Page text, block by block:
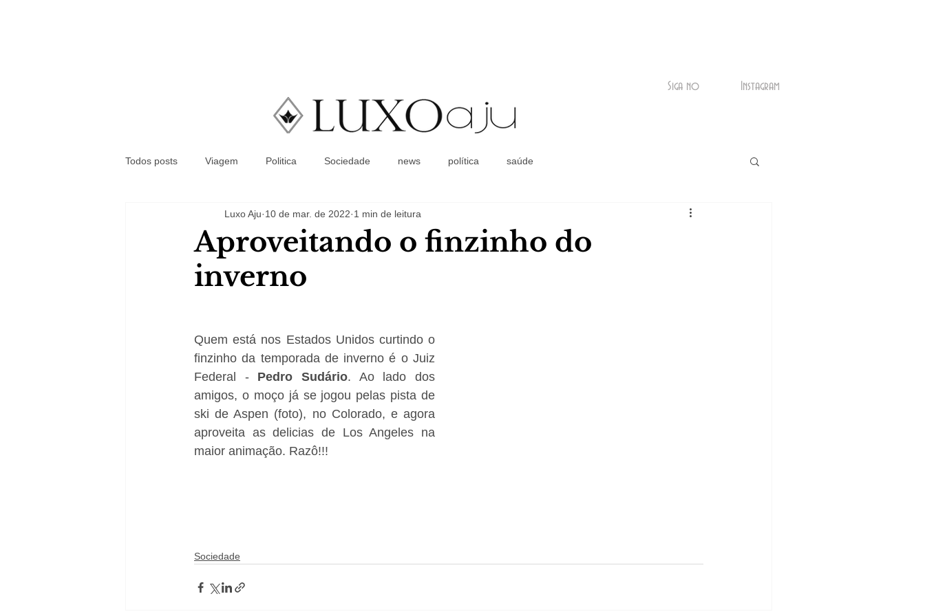
Coluna Social
Siga no Instagram
Todos posts Viagem Politica Sociedade news política saúde
Aproveitando o finzinho do
inverno
Luxo Aju 10 de mar. de 2022 1 min de leitura
Quem está nos Estados Unidos curtindo o
finzinho da temporada de inverno é o Juiz
Federal - Pedro Sudário. Ao lado dos
amigos, o moço já se jogou pelas pista de
ski de Aspen (foto), no Colorado, e agora
aproveita as delicias de Los Angeles na
maior animação. Razô!!!
Sociedade